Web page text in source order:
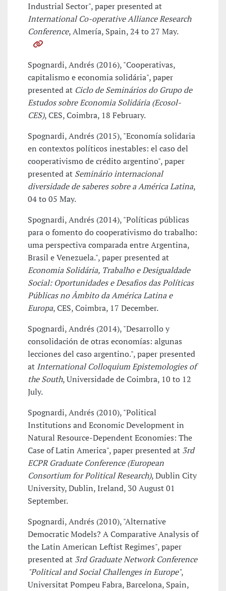
Industrial Sector", paper presented at
International Co-operative Alliance Research
Conference, Almería, Spain, 24 to 27 May.
Spognardi, Andrés (2016), "Cooperativas,
capitalismo e economia solidária", paper
presented at Ciclo de Seminários do Grupo de
Estudos sobre Economia Solidária (Ecosol-
CES), CES, Coimbra, 18 February.
Spognardi, Andrés (2015), "Economía solidaria
en contextos políticos inestables: el caso del
cooperativismo de crédito argentino", paper
presented at Seminário internacional
diversidade de saberes sobre a América Latina,
04 to 05 May.
Spognardi, Andrés (2014), "Políticas públicas
para o fomento do cooperativismo do trabalho:
uma perspectiva comparada entre Argentina,
Brasil e Venezuela.", paper presented at
Economia Solidária, Trabalho e Desigualdade
Social: Oportunidades e Desafios das Políticas
Públicas no Âmbito da América Latina e
Europa, CES, Coimbra, 17 December.
Spognardi, Andrés (2014), "Desarrollo y
consolidación de otras economías: algunas
lecciones del caso argentino.", paper presented
at International Colloquium Epistemologies of
the South, Universidade de Coimbra, 10 to 12
July.
Spognardi, Andrés (2010), "Political
Institutions and Economic Development in
Natural Resource-Dependent Economies: The
Case of Latin America", paper presented at 3rd
ECPR Graduate Conference (European
Consortium for Political Research), Dublin City
University, Dublin, Ireland, 30 August 01
September.
Spognardi, Andrés (2010), "Alternative
Democratic Models? A Comparative Analysis of
the Latin American Leftist Regimes", paper
presented at 3rd Graduate Network Conference
"Political and Social Challenges in Europe",
Universitat Pompeu Fabra, Barcelona, Spain,